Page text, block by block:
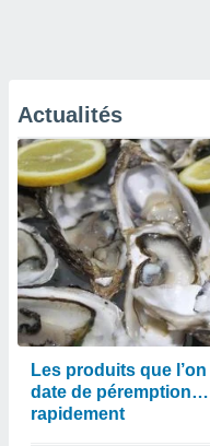
Actualités
Les produits que
date de péremption…
rapidement